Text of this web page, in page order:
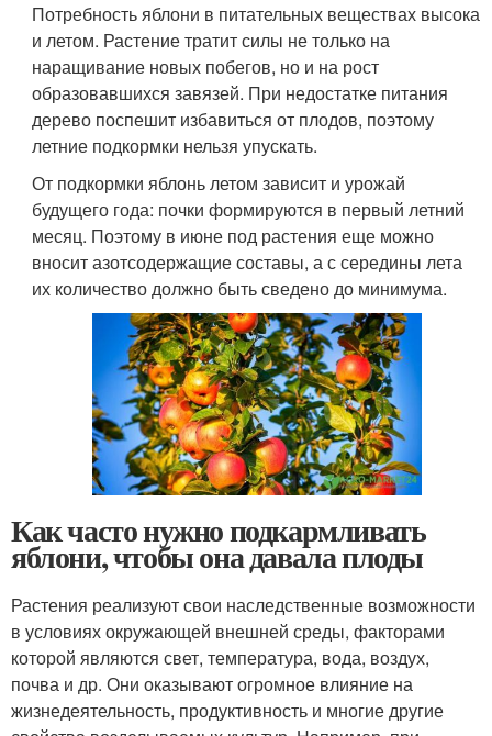
Потребность яблони в питательных веществах высока
и летом. Растение тратит силы не только на
наращивание новых побегов, но и на рост
образовавшихся завязей. При недостатке питания
дерево поспешит избавиться от плодов, поэтому
летние подкормки нельзя упускать.
От подкормки яблонь летом зависит и урожай
будущего года: почки формируются в первый летний
месяц. Поэтому в июне под растения еще можно
вносит азотсодержащие составы, а с середины лета
их количество должно быть сведено до минимума.
Как часто нужно подкармливать
яблони, чтобы она давала плоды
Растения реализуют свои наследственные возможности
в условиях окружающей внешней среды, факторами
которой являются свет, температура, вода, воздух,
почва и др. Они оказывают огромное влияние на
жизнедеятельность, продуктивность и многие другие